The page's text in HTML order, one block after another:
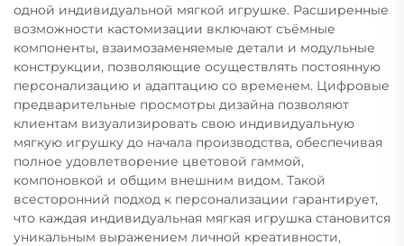
одной индивидуальной мягкой игрушке. Расширенные
возможности кастомизации включают съёмные
компоненты, взаимозаменяемые детали и модульные
конструкции, позволяющие осуществлять постоянную
персонализацию и адаптацию со временем. Цифровые
предварительные просмотры дизайна позволяют
клиентам визуализировать свою индивидуальную
мягкую игрушку до начала производства, обеспечивая
полное удовлетворение цветовой гаммой,
компоновкой и общим внешним видом. Такой
всесторонний подход к персонализации гарантирует,
что каждая индивидуальная мягкая игрушка становится
уникальным выражением личной креативности,